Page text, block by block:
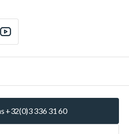
+32(0)3 336 31 60